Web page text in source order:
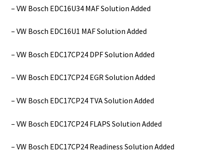
– VW Bosch EDC16U34 MAF Solution Added
– VW Bosch EDC16U1 MAF Solution Added
– VW Bosch EDC17CP24 DPF Solution Added
– VW Bosch EDC17CP24 EGR Solution Added
– VW Bosch EDC17CP24 TVA Solution Added
– VW Bosch EDC17CP24 FLAPS Solution Added
– VW Bosch EDC17CP24 Readiness Solution Added